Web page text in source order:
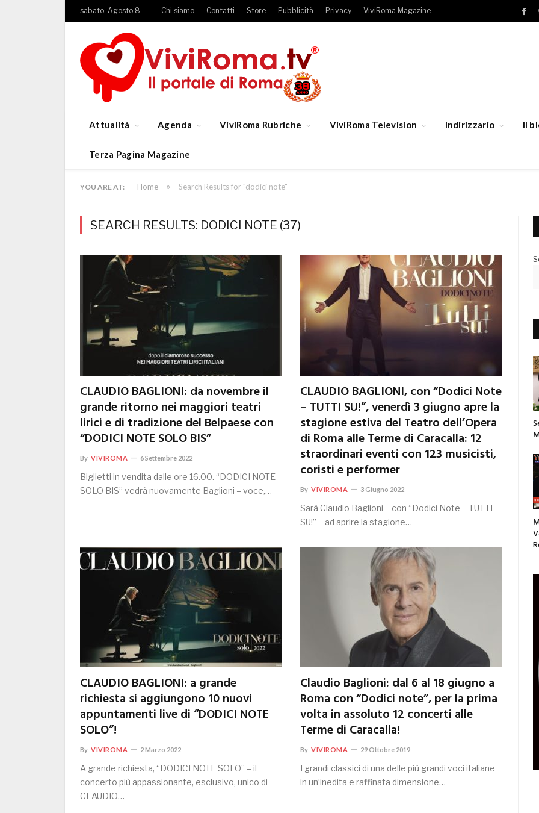
sabato, Agosto 8 Chi siamo Contatti Store Pubblicità Privacy ViviRoma Magazine
Attualità Agenda ViviRoma Rubriche ViviRoma Television Indirizzario Il
Terza Pagina Magazine
YOU ARE AT: Home » Search Results for "dodici note"
SEARCH RESULTS: DODICI NOTE (37)
CLAUDIO BAGLIONI: da novembre il
grande ritorno nei maggiori teatri
lirici e di tradizione del Belpaese con
“DODICI NOTE SOLO BIS”
By VIVIROMA 6 Settembre 2022
Biglietti in vendita dalle ore 16.00. “DODICI NOTE
SOLO BIS” vedrà nuovamente Baglioni – voce,…
CLAUDIO BAGLIONI, con “Dodici Note
– TUTTI SU!”, venerdì 3 giugno apre la
stagione estiva del Teatro dell’Opera
di Roma alle Terme di Caracalla: 12
straordinari eventi con 123 musicisti,
coristi e performer
By VIVIROMA 3 Giugno 2022
Sarà Claudio Baglioni – con “Dodici Note – TUTTI
SU!” – ad aprire la stagione…
CLAUDIO BAGLIONI: a grande
richiesta si aggiungono 10 nuovi
appuntamenti live di “DODICI NOTE
SOLO”!
By VIVIROMA 2 Marzo 2022
A grande richiesta, “DODICI NOTE SOLO” – il
concerto più appassionante, esclusivo, unico di
CLAUDIO…
Claudio Baglioni: dal 6 al 18 giugno a
Roma con “Dodici note”, per la prima
volta in assoluto 12 concerti alle
Terme di Caracalla!
By VIVIROMA 29 Ottobre 2019
I grandi classici di una delle più grandi voci italiane
in un’inedita e raffinata dimensione…